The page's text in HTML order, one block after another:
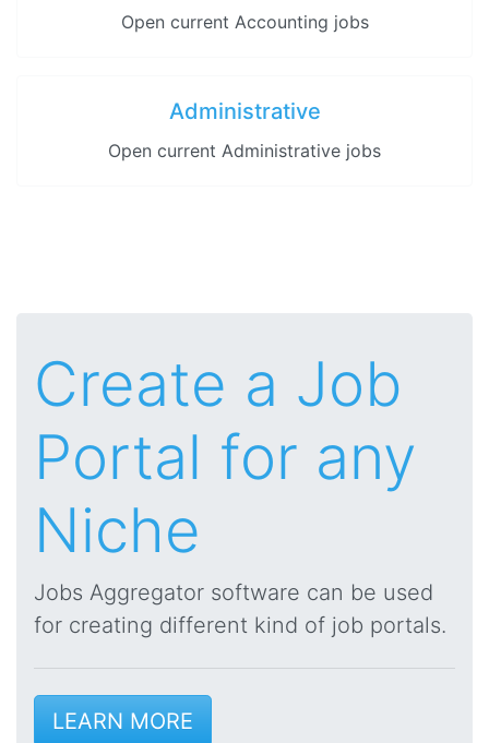
Open current Accounting jobs
Administrative
Open current Administrative jobs
Create a Job
Portal for any
Niche
Jobs Aggregator software can be used
for creating different kind of job portals.
LEARN MORE